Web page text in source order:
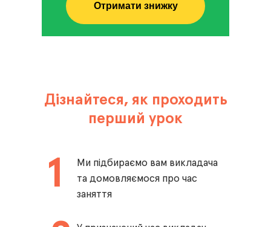
Отримати знижку
Дізнайтеся, як проходить
перший урок
1
Ми підбираємо вам викладача
та домовляємося про час
заняття